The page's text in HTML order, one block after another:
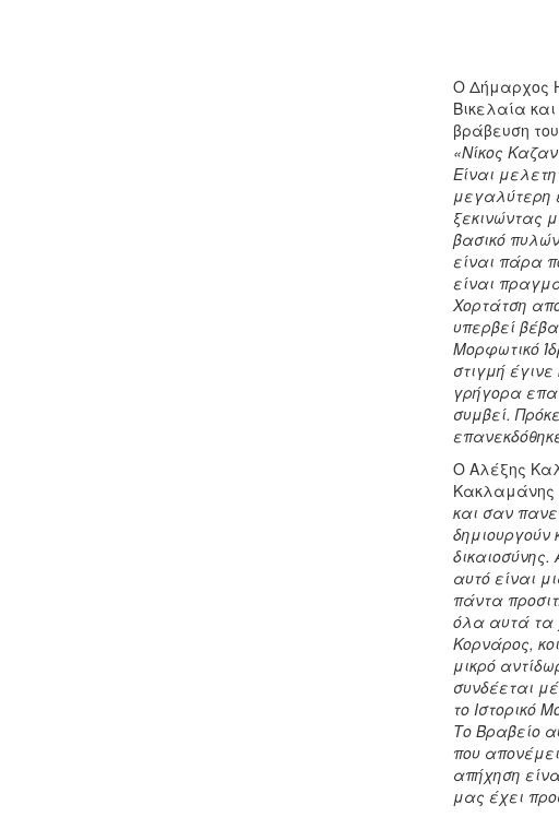
Ο Δήμαρχος
Βικελαία
βράβευση
«Νίκος
Είναι
μεγαλύτερη
ξεκινώντας
βασικό
είναι πάρα
είναι
Χορτάτση
υπερβεί
Μορφωτικό
στιγμή
γρήγορα
συμβεί.
Ο Αλέξης
Κακλαμάνης
και σαν
δημιουργούν
αυτό είναι
πάντα
όλα αυτά τα
Κορνάρος,
μικρό
συνδέεται
το Ιστορικό
Το Βραβείο
που
απήχηση
μας έχει